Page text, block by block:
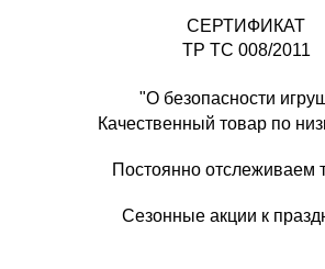
СЕРТИФИКАТ
ТР ТС 008/2011
"О безопасности
Качественный товар по
Постоянно отслеживаем
Сезонные акции к